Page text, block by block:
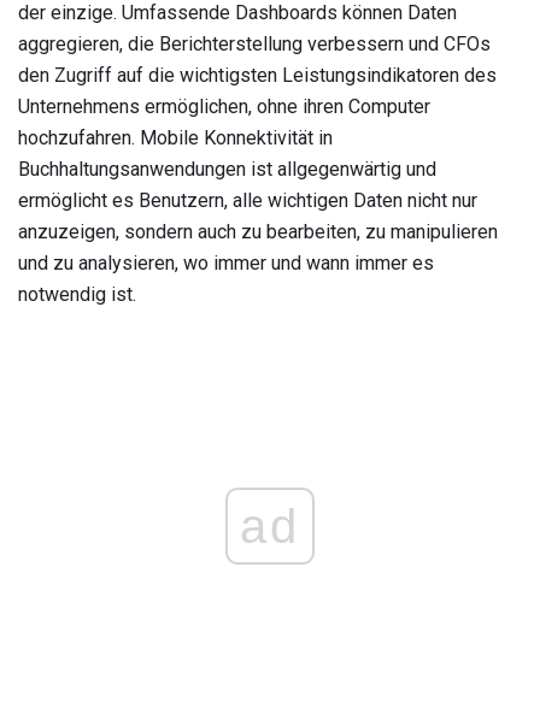
der einzige. Umfassende Dashboards können Daten
aggregieren, die Berichterstellung verbessern und CFOs
den Zugriff auf die wichtigsten Leistungsindikatoren des
Unternehmens ermöglichen, ohne ihren Computer
hochzufahren. Mobile Konnektivität in
Buchhaltungsanwendungen ist allgegenwärtig und
ermöglicht es Benutzern, alle wichtigen Daten nicht nur
anzuzeigen, sondern auch zu bearbeiten, zu manipulieren
und zu analysieren, wo immer und wann immer es
notwendig ist.
ad